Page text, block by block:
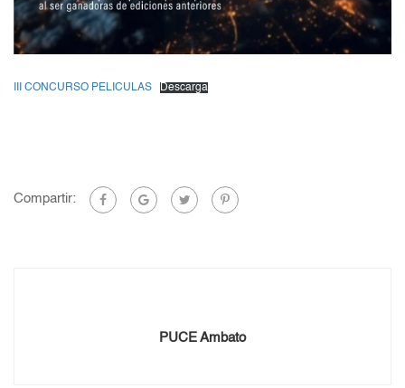
III CONCURSO PELICULAS Descarga
Compartir:
PUCE Ambato